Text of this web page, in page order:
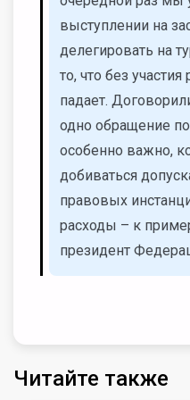
выступлении на
делегировать на
то, что без
падает.
одно обращение
особенно важно,
добиваться
правовых
расходы – к
президент
Читайте также